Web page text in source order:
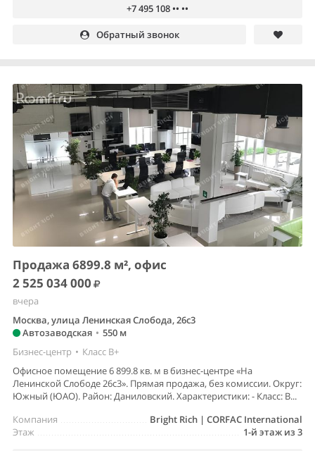
+7 495 108 •• ••
Обратный звонок
Продажа 6899.8 м², офис
2 525 034 000
вчера
Москва, улица Ленинская Слобода, 26с3
Автозаводская • 550 м
Бизнес-центр • Класс B+
Офисное помещение 6 899.8 кв. м в бизнес-центре «На
Ленинской Слободе 26с3». Прямая продажа, без комиссии. Округ:
Южный (ЮАО). Район: Даниловский. Характеристики: - Класс: B...
Bright Rich | CORFAC International
Компания
1-й этаж из 3
Этаж